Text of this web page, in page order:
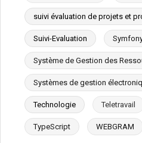
suivi évaluation de projets et
Suivi-Evaluation
Système de Gestion des
Systèmes de gestion
Technologie Teletravail
TypeScript WEBGRAM